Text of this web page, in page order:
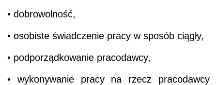
• dobrowolność,
• osobiste świadczenie pracy w sposób ciągły,
• podporządkowanie pracodawcy,
• wykonywanie pracy na rzecz pracodawcy